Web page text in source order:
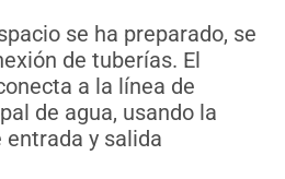
se ha preparado, se
de tuberías. El
a la línea de
de agua, usando la
y salida